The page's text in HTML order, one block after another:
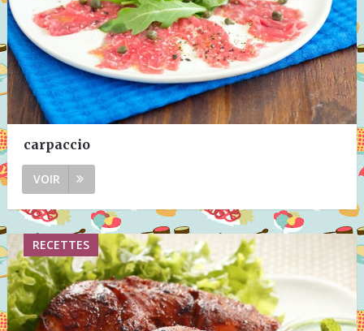
carpaccio
VOIR
RECETTES